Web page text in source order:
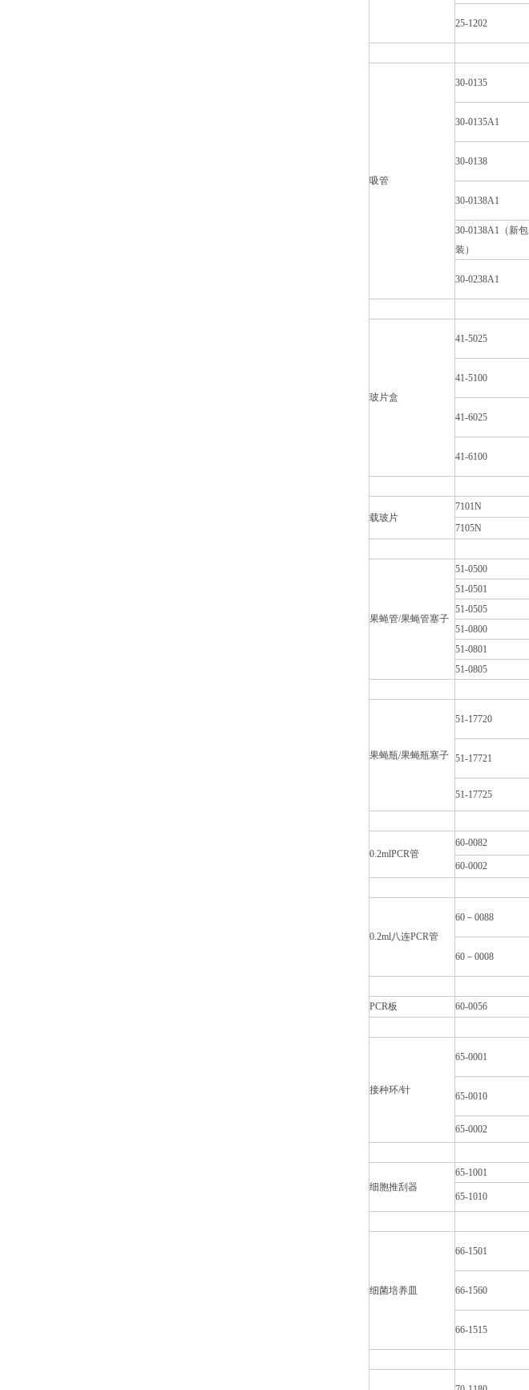
25-1202
吸管
30-0135
30-0135A1
30-0138
30-0138A1
30-0138A1（新包
装）
30-0238A1
玻片盒
41-5025
41-5100
41-6025
41-6100
载玻片
7101N
7105N
果蝇管/果蝇管塞子
51-0500
51-0501
51-0505
51-0800
51-0801
51-0805
果蝇瓶/果蝇瓶塞子
51-17720
51-17721
51-17725
0.2mlPCR管
60-0082
60-0002
0.2ml八连PCR管
60－0088
60－0008
PCR板 60-0056
接种环/针
65-0001
65-0010
65-0002
细胞推刮器
65-1001
65-1010
细菌培养皿
66-1501
66-1560
66-1515